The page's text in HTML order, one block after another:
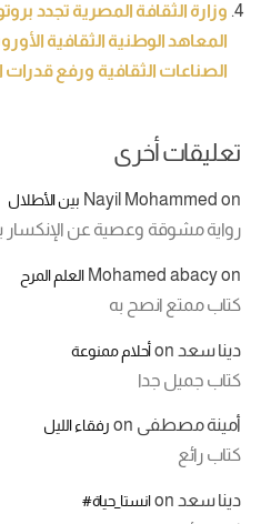
وزارة الثقافة المصرية تجدد
المعاهد الوطنية الثقافية
الصناعات الثقافية ورفع قدرات
تعليقات أخرى
Nayil Mohammed on بين الأطلال
رواية مشوقة وعصية عن الإنكسار
Mohamed abacyon العلم المرح
كتاب ممتع انصح به
دينا سعد onأحلام ممنوعة
كتاب جميل جدا
أمينة مصطفى on رفقاء الليل
كتاب رائع
دينا سعد onانستا_حياة#